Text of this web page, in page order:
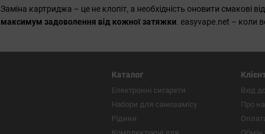
Заміна картриджа – це не клопіт, а необхідність оновити смакові
максимум задоволення від кожної затяжки. easyvape.net – коли
Каталог
Електронні сигарети
Набори для самозамісу
Рідини
Вхід
Про